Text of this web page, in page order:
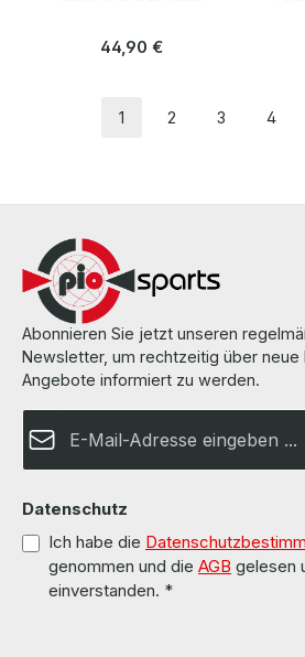
Regulärer Preis:
44,90 €
Seite
1
Seite
2
Seite
3
Seite
4
Abonnieren Sie jetzt unseren
Newsletter, um rechtzeitig über neue
Angebote informiert zu werden.
Datenschutz
Ich habe die
genommen und die AGB gelesen
einverstanden. *